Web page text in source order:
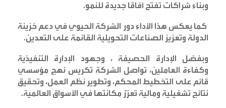
وبناء شراكات تفتح آفاقا جديدة للنمو.
كما يعكس هذا الأداء دور الشركة الحيوي في دعم خزينة
الدولة وتعزيز الصناعات التحويلية القائمة على التعدين.
وبفضل الإدارة الحصيفة ، وجهود الإدارة التنفيذية
وكفاءة العاملين، تواصل الشركة تكريس نهج مؤسسي
قائم على التخطيط المحكم، وتطوير نظم العمل، وتحقيق
نتائج تشغيلية ومالية تُعزّز مكانتها في الأسواق العالمية.